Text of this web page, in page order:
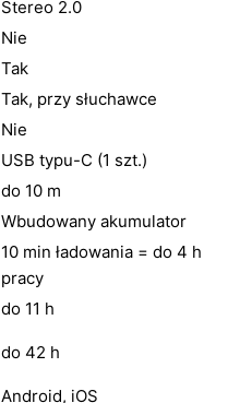
Stereo 2.0
Nie
Tak
Tak, przy słuchawce
Nie
USB typu-C (1 szt.)
do 10 m
Wbudowany akumulator
10 min ładowania = do 4 h
pracy
do 11 h
do 42 h
Android, iOS